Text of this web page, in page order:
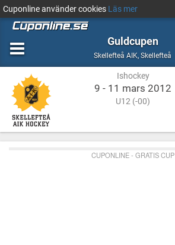
Cuponline använder cookies Läs mer
Guldcupen
Skellefteå AIK,Ishockey
Skellefteå
Ishockey
9 - 11 mars 2012
U12 (-00)
CUPONLINE - GRATIS CUP